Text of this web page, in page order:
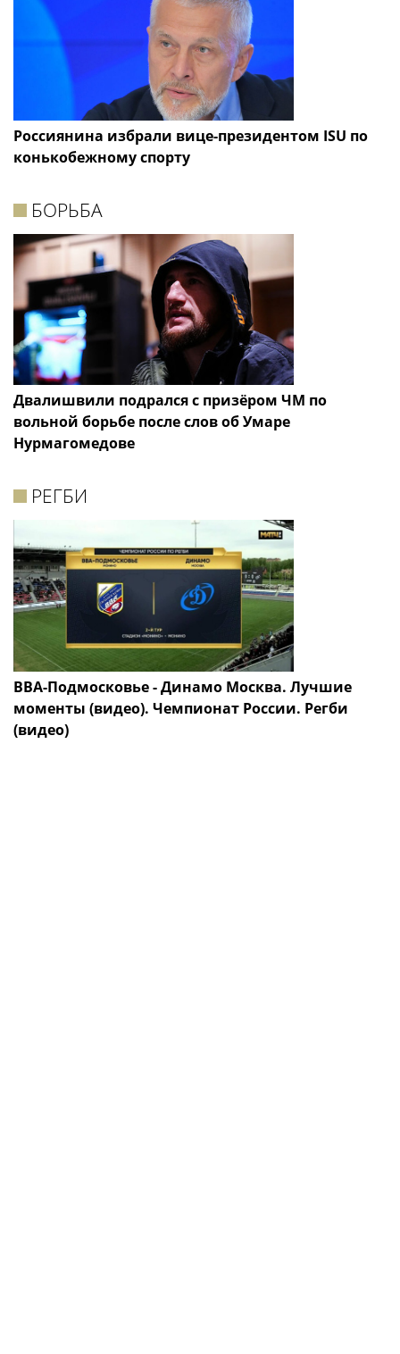
Россиянина избрали вице-президентом ISU по
конькобежному спорту
БОРЬБА
Двалишвили подрался с призёром ЧМ по
вольной борьбе после слов об Умаре
Нурмагомедове
РЕГБИ
ВВА-Подмосковье - Динамо Москва. Лучшие
моменты (видео). Чемпионат России. Регби
(видео)